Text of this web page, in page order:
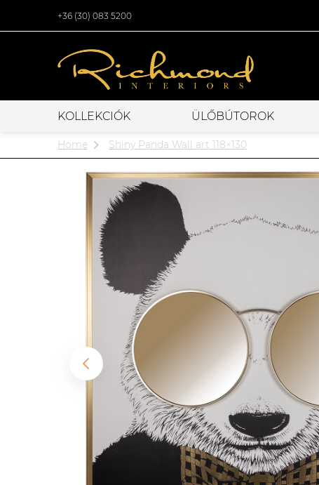
+36 (30) 083 5200
KOLLEKCIÓK ÜLŐBÚTOROK
Home Shiny Panda Wall art 118×130